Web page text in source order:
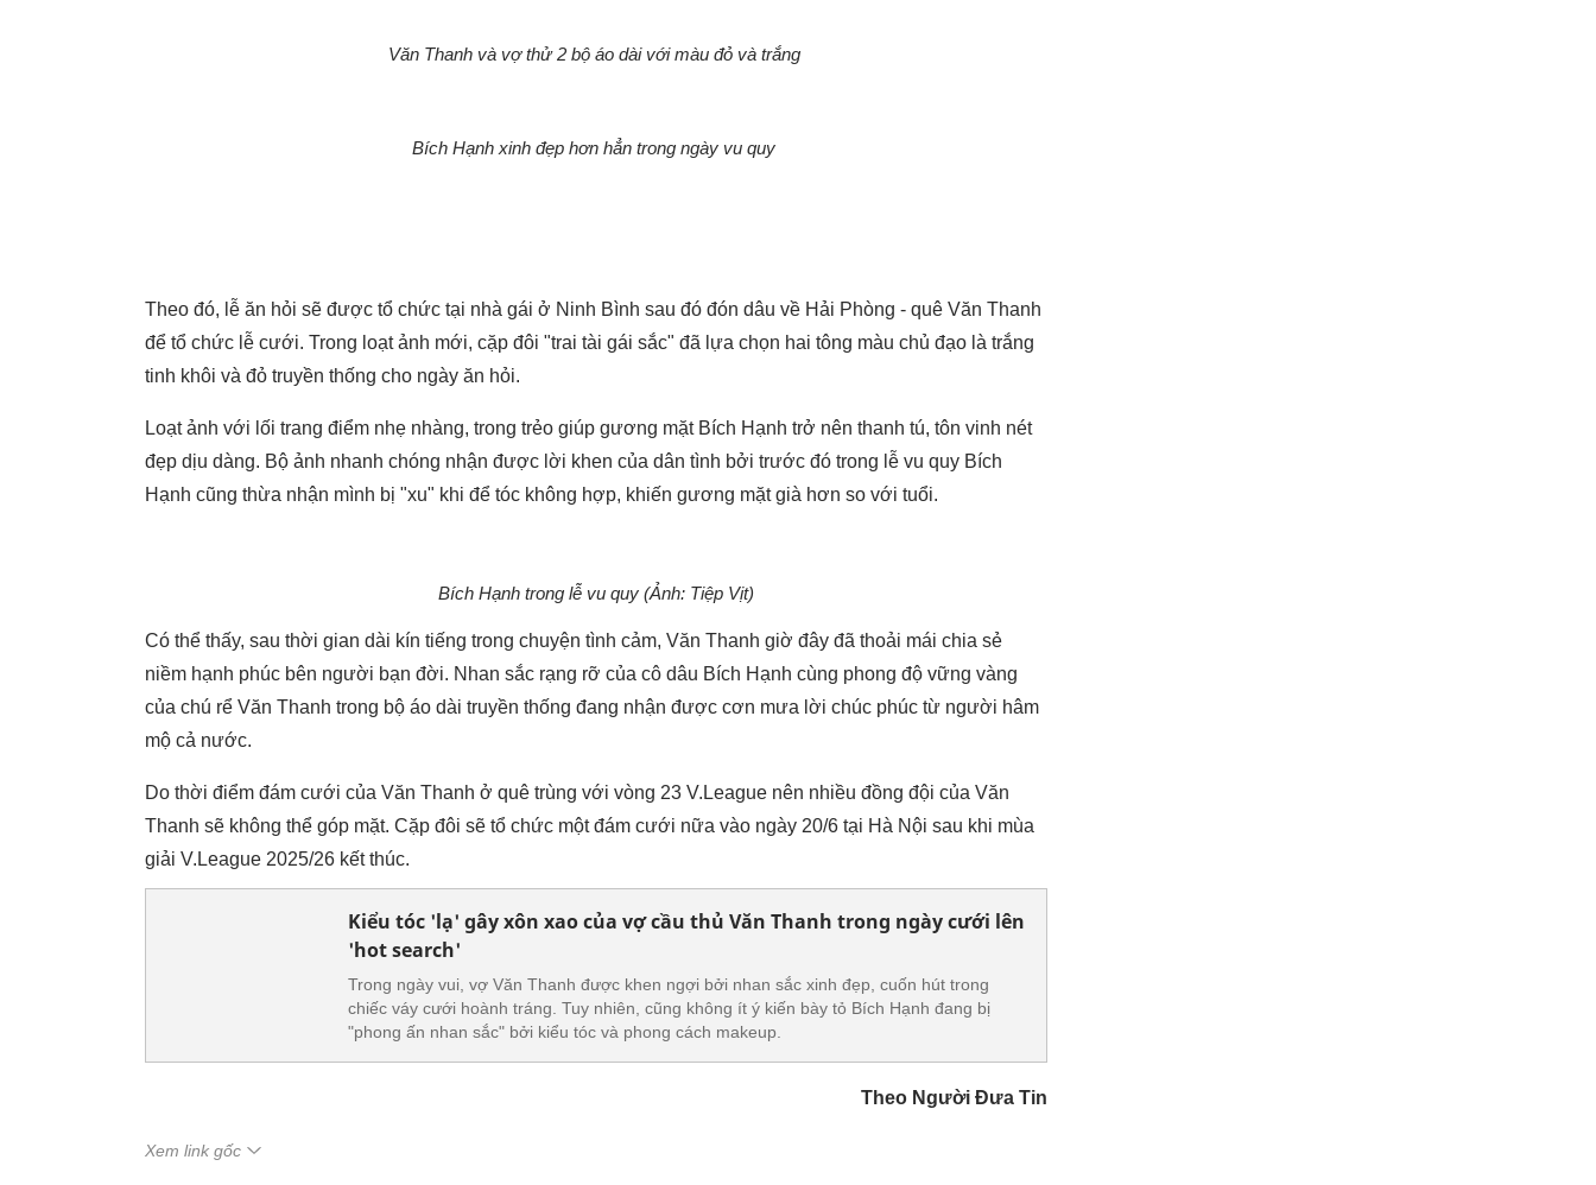
Văn Thanh và vợ thử 2 bộ áo dài với màu đỏ và trắng
Bích Hạnh xinh đẹp hơn hẳn trong ngày vu quy
Theo đó, lễ ăn hỏi sẽ được tổ chức tại nhà gái ở Ninh Bình sau đó đón dâu về Hải Phòng - quê Văn Thanh
để tổ chức lễ cưới. Trong loạt ảnh mới, cặp đôi "trai tài gái sắc" đã lựa chọn hai tông màu chủ đạo là trắng
tinh khôi và đỏ truyền thống cho ngày ăn hỏi.
Loạt ảnh với lối trang điểm nhẹ nhàng, trong trẻo giúp gương mặt Bích Hạnh trở nên thanh tú, tôn vinh nét
đẹp dịu dàng. Bộ ảnh nhanh chóng nhận được lời khen của dân tình bởi trước đó trong lễ vu quy Bích
Hạnh cũng thừa nhận mình bị "xu" khi để tóc không hợp, khiến gương mặt già hơn so với tuổi.
Bích Hạnh trong lễ vu quy (Ảnh: Tiệp Vịt)
Có thể thấy, sau thời gian dài kín tiếng trong chuyện tình cảm, Văn Thanh giờ đây đã thoải mái chia sẻ
niềm hạnh phúc bên người bạn đời. Nhan sắc rạng rỡ của cô dâu Bích Hạnh cùng phong độ vững vàng
của chú rể Văn Thanh trong bộ áo dài truyền thống đang nhận được cơn mưa lời chúc phúc từ người hâm
mộ cả nước.
Do thời điểm đám cưới của Văn Thanh ở quê trùng với vòng 23 V.League nên nhiều đồng đội của Văn
Thanh sẽ không thể góp mặt. Cặp đôi sẽ tổ chức một đám cưới nữa vào ngày 20/6 tại Hà Nội sau khi mùa
giải V.League 2025/26 kết thúc.
Kiểu tóc 'lạ' gây xôn xao của vợ cầu thủ Văn Thanh trong ngày cưới lên
'hot search'
Trong ngày vui, vợ Văn Thanh được khen ngợi bởi nhan sắc xinh đẹp, cuốn hút trong
chiếc váy cưới hoành tráng. Tuy nhiên, cũng không ít ý kiến bày tỏ Bích Hạnh đang bị
"phong ấn nhan sắc" bởi kiểu tóc và phong cách makeup.
Theo Người Đưa Tin
Xem link gốc